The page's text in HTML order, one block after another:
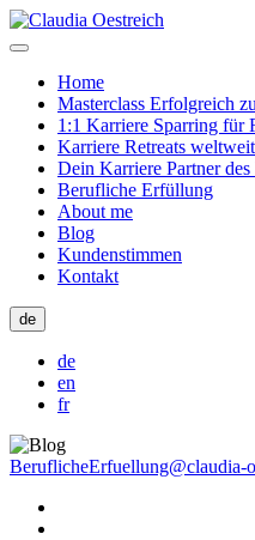
Home
Masterclass Erfolgreich
1:1 Karriere Sparring für
Karriere Retreats
Dein Karriere Partner des
Berufliche Erfüllung
About me
Blog
Kundenstimmen
Kontakt
de
de
en
fr
BeruflicheErfuellung@claudia-